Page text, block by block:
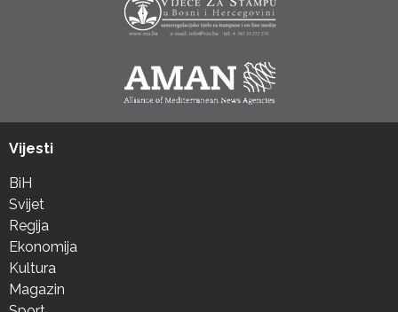
Vijesti
BiH
Svijet
Regija
Ekonomija
Kultura
Magazin